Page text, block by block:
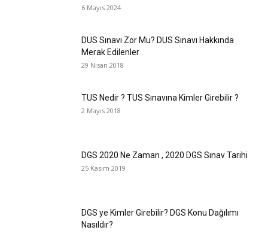
6 Mayıs 2024
DUS Sınavı Zor Mu? DUS Sınavı Hakkında
Merak Edilenler
29 Nisan 2018
TUS Nedir ? TUS Sınavına Kimler Girebilir ?
2 Mayıs 2018
DGS 2020 Ne Zaman , 2020 DGS Sınav Tarihi
25 Kasım 2019
DGS ye Kimler Girebilir? DGS Konu Dağılımı
Nasıldır?